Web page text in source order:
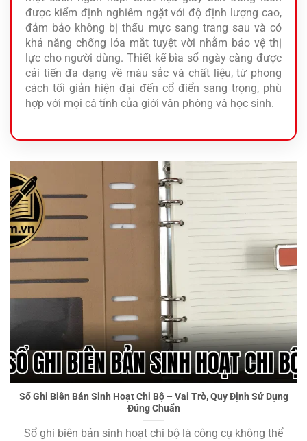
được kiểm định nghiêm ngặt với độ định lượng cao,
đảm bảo không bị thấu mực sang trang sau và có
khả năng chống lóa mắt tuyệt vời nhằm bảo vệ thị
lực cho người dùng. Thiết kế bìa sổ ngày càng được
cải tiến đa dạng về màu sắc và chất liệu, từ phong
cách tối giản hiện đại đến cổ điển sang trọng, phù
hợp với mọi cá tính của giới văn phòng và học sinh.
Sổ Ghi Biên Bản Sinh Hoạt Chi Bộ
Sổ Ghi Biên Bản Sinh Hoạt Chi Bộ – Vai Trò, Quy Định Sử Dụng
Đúng Chuẩn
Sổ ghi biên bản sinh hoạt chi bộ là công cụ không thể